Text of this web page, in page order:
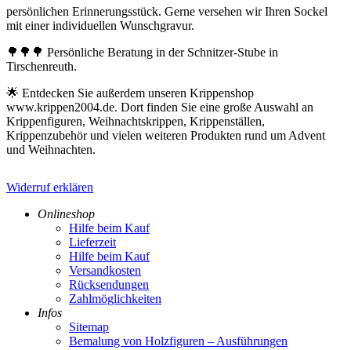
persönlichen Erinnerungsstück. Gerne versehen wir Ihren Sockel
mit einer individuellen Wunschgravur.
🌳🌳🌳 Persönliche Beratung in der Schnitzer-Stube in
Tirschenreuth.
🌟 Entdecken Sie außerdem unseren Krippenshop
www.krippen2004.de. Dort finden Sie eine große Auswahl an
Krippenfiguren, Weihnachtskrippen, Krippenställen,
Krippenzubehör und vielen weiteren Produkten rund um Advent
und Weihnachten.
Widerruf erklären
Onlineshop
Hilfe beim Kauf
Lieferzeit
Hilfe beim Kauf
Versandkosten
Rücksendungen
Zahlmöglichkeiten
Infos
Sitemap
Bemalung von Holzfiguren – Ausführungen